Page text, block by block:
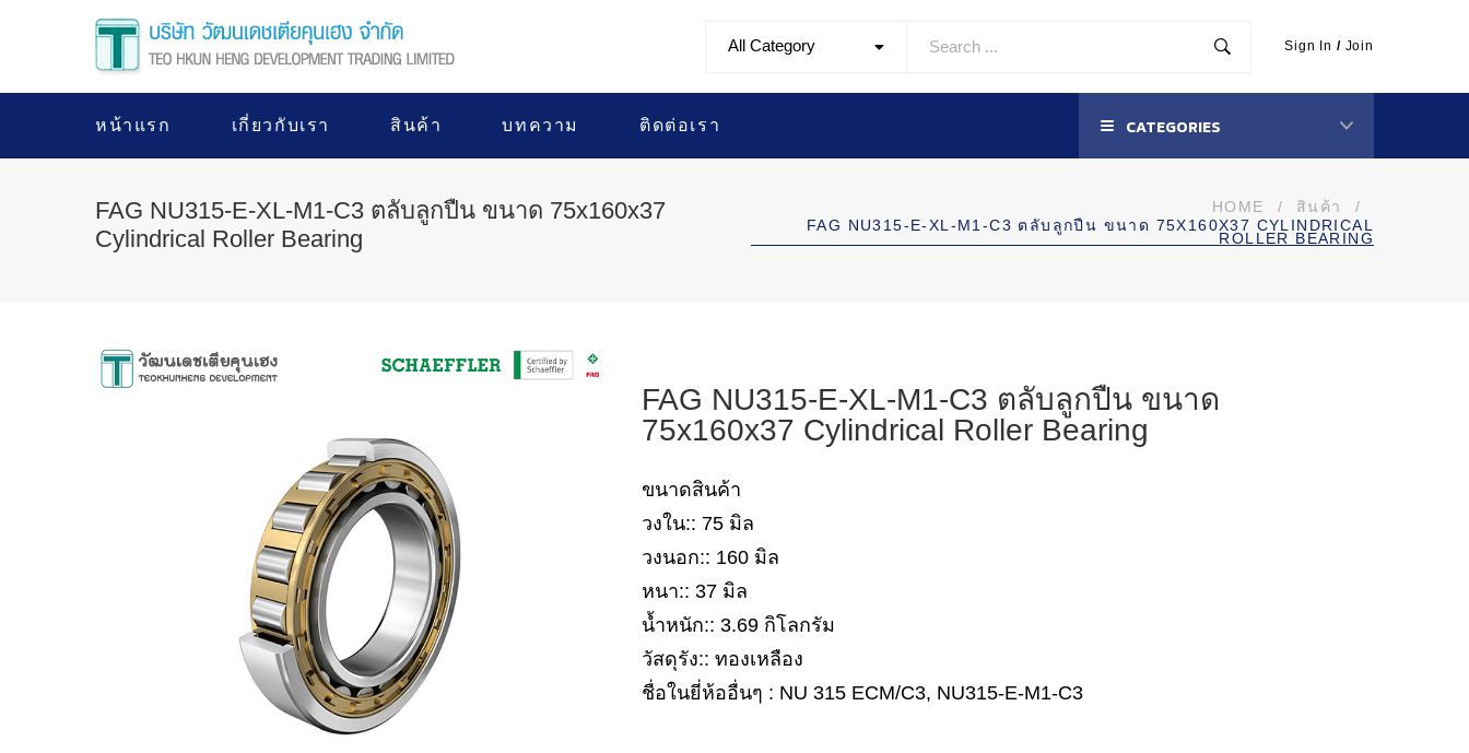
All Category Sign In / Join
หน้าแรก เกี่ยวกับเรา สินค้า บทความ ติดต่อเรา CATEGORIES
FAG NU315-E-XL-M1-C3 ตลับลูกปืน ขนาด 75x160x37
Cylindrical Roller Bearing
HOME / สินค้า
/
FAG NU315-E-XL-M1-C3 ตลับลูกปืน ขนาด 75X160X37 CYLINDRICAL
ROLLER BEARING
FAG NU315-E-XL-M1-C3 ตลับลูกปืน ขนาด
75x160x37 Cylindrical Roller Bearing
ขนาดสินค้า
วงใน:: 75 มิล
วงนอก:: 160 มิล
หนา:: 37 มิล
น้ำหนัก:: 3.69 กิโลกรัม
วัสดุรัง:: ทองเหลือง
ชื่อในยี่ห้ออื่นๆ : NU 315 ECM/C3, NU315-E-M1-C3